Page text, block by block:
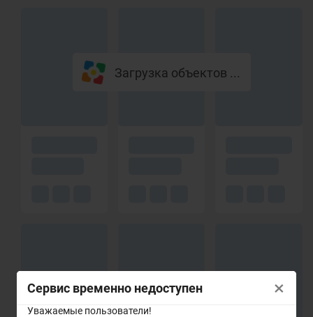
Сервис временно недоступен
Уважаемые пользователи!
×
Загрузка объектов ...